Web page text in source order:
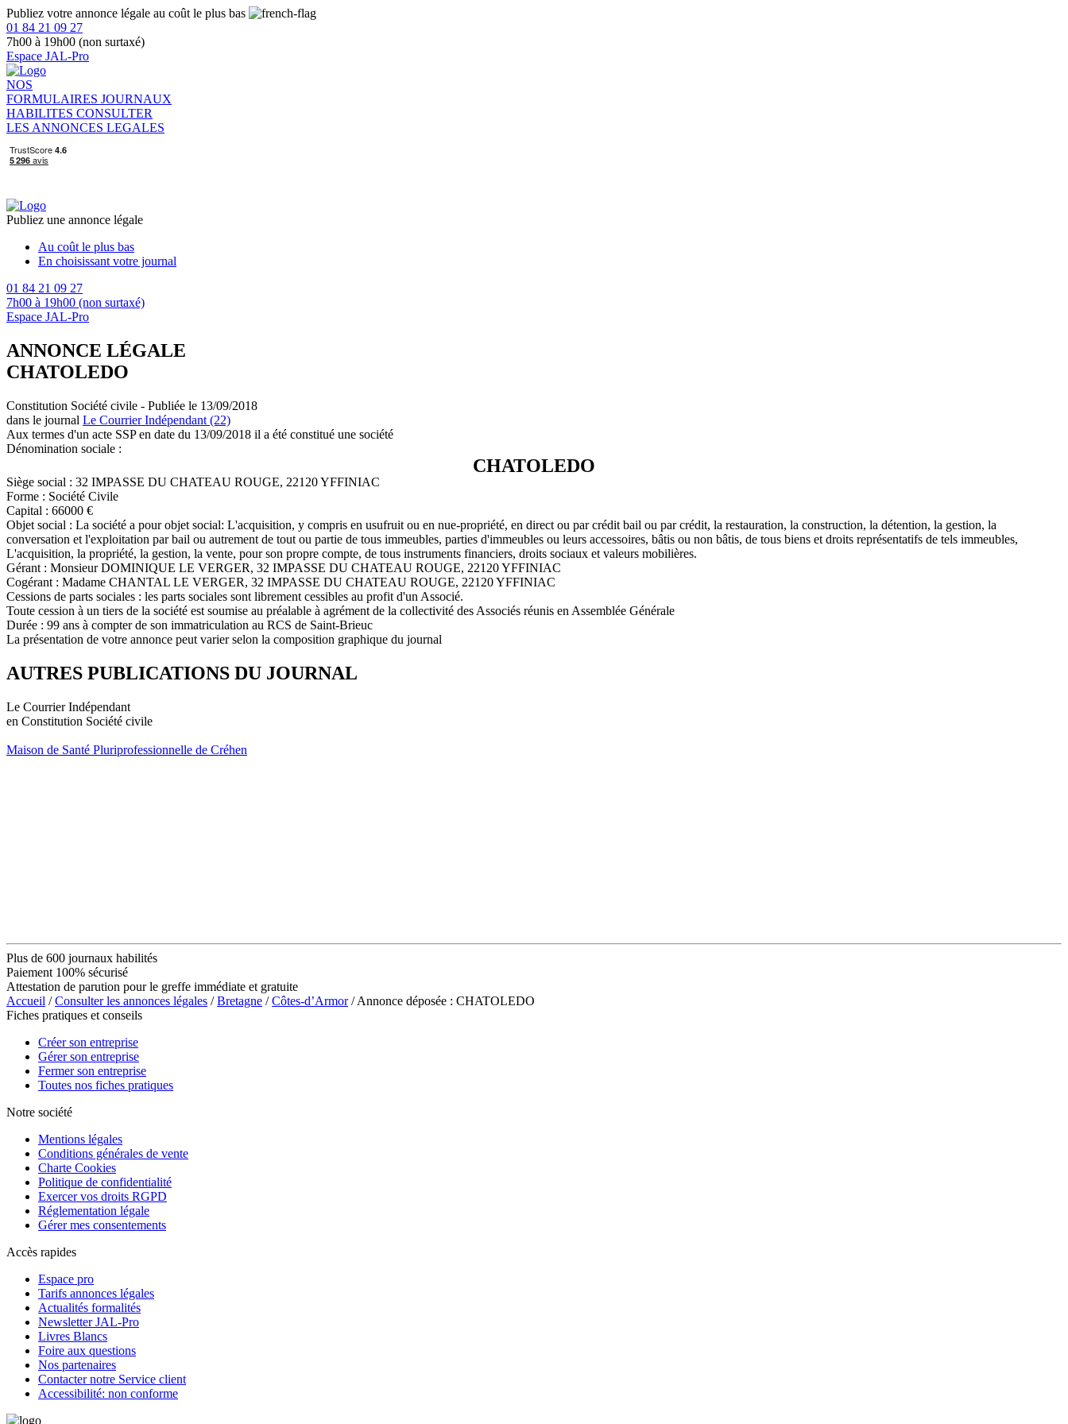
Publiez votre annonce légale au coût le plus bas
01 84 21 09 27
7h00 à 19h00 (non surtaxé)
Espace JAL-Pro
NOS
FORMULAIRES JOURNAUX
HABILITES CONSULTER
LES ANNONCES LEGALES
Publiez une annonce légale
Au coût le plus bas
En choisissant votre journal
01 84 21 09 27
7h00 à 19h00 (non surtaxé)
Espace JAL-Pro
ANNONCE LÉGALE
CHATOLEDO
Constitution Société civile - Publiée le 13/09/2018
dans le journal Le Courrier Indépendant (22)
Aux termes d'un acte SSP en date du 13/09/2018 il a été constitué une société
Dénomination sociale :
CHATOLEDO
Siège social : 32 IMPASSE DU CHATEAU ROUGE, 22120 YFFINIAC
Forme : Société Civile
Capital : 66000 €
Objet social : La société a pour objet social: L'acquisition, y compris en usufruit ou en nue-propriété, en direct ou par crédit bail ou par crédit, la restauration, la construction, la détention, la gestion, la
conversation et l'exploitation par bail ou autrement de tout ou partie de tous immeubles, parties d'immeubles ou leurs accessoires, bâtis ou non bâtis, de tous biens et droits représentatifs de tels immeubles,
L'acquisition, la propriété, la gestion, la vente, pour son propre compte, de tous instruments financiers, droits sociaux et valeurs mobilières.
Gérant : Monsieur DOMINIQUE LE VERGER, 32 IMPASSE DU CHATEAU ROUGE, 22120 YFFINIAC
Cogérant : Madame CHANTAL LE VERGER, 32 IMPASSE DU CHATEAU ROUGE, 22120 YFFINIAC
Cessions de parts sociales : les parts sociales sont librement cessibles au profit d'un Associé.
Toute cession à un tiers de la société est soumise au préalable à agrément de la collectivité des Associés réunis en Assemblée Générale
Durée : 99 ans à compter de son immatriculation au RCS de Saint-Brieuc
La présentation de votre annonce peut varier selon la composition graphique du journal
AUTRES PUBLICATIONS DU JOURNAL
Le Courrier Indépendant
en Constitution Société civile
Maison de Santé Pluriprofessionnelle de Créhen
Plus de 600 journaux habilités
Paiement 100% sécurisé
Attestation de parution pour le greffe immédiate et gratuite
Accueil /Consulter les annonces légales /Bretagne /Côtes-d’Armor/ Annonce déposée : CHATOLEDO
Fiches pratiques et conseils
Créer son entreprise
Gérer son entreprise
Fermer son entreprise
Toutes nos fiches pratiques
Notre société
Mentions légales
Conditions générales de vente
Charte Cookies
Politique de confidentialité
Exercer vos droits RGPD
Réglementation légale
Gérer mes consentements
Accès rapides
Espace pro
Tarifs annonces légales
Actualités formalités
Newsletter JAL-Pro
Livres Blancs
Foire aux questions
Nos partenaires
Contacter notre Service client
Accessibilité: non conforme